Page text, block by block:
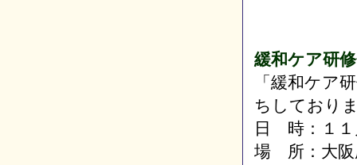
緩和ケア研
「緩和ケア
ちしており
日 時：１１
場 所：大阪